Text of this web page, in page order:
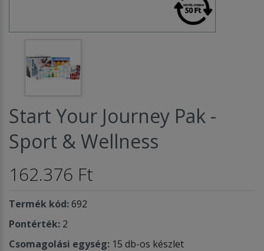
Start Your Journey Pak -
Sport & Wellness
162.376 Ft
Termék kód:692
Pontérték: 2
Csomagolási egység: 15 db-os készlet